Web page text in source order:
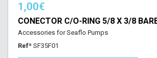
1,00€
CONECTOR C/O-RING 5/8 X 3/8
Accessories for Seaflo Pumps
Refª SF35F01